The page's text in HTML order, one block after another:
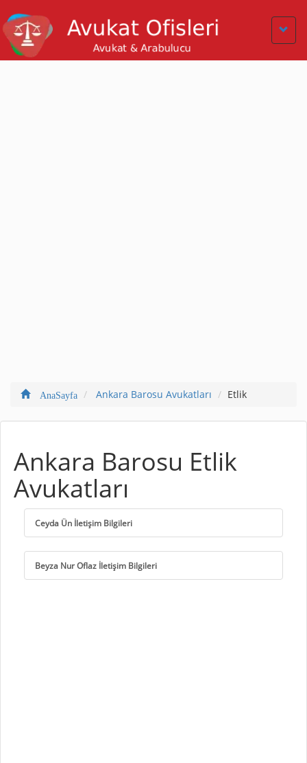
AnaSayfa Ankara Barosu Avukatları Etlik
Ankara Barosu Etlik
Avukatları
Ceyda Ün İletişim Bilgileri
Beyza Nur Oflaz İletişim Bilgileri